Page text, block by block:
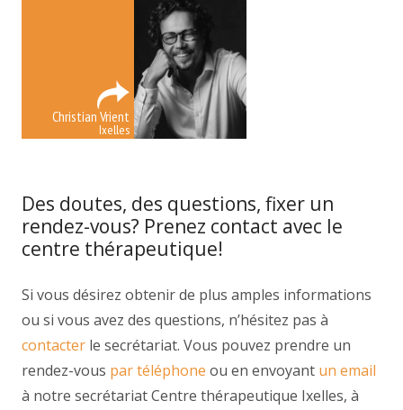
Christian Vrient
Ixelles
Des doutes, des questions, fixer un
rendez-vous? Prenez contact avec le
centre thérapeutique!
Si vous désirez obtenir de plus amples informations
ou si vous avez des questions, n’hésitez pas à
contacter le secrétariat. Vous pouvez prendre un
rendez-vous par téléphone ou en envoyant un email
à notre secrétariat Centre thérapeutique Ixelles, à